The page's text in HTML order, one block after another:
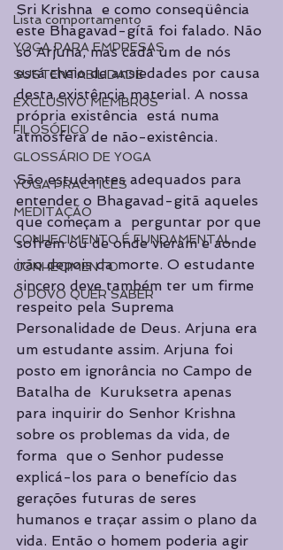
Lista comportamento
YOGA PARA EMPRESAS
SUSTENTABILIDADE
EXCLUSIVO MEMBROS
FILOSÓFICO
GLOSSÁRIO DE YOGA
YOGA PRACTICES
MEDITAÇÃO
CONHECIMENTO É FUNDAMENTAL
CONHECIMENTO
O POVO QUER SABER
Sri Krishna  e como conseqüência
este Bhagavad-gítã foi falado. Não
só Arjuna, mas cada um de nós
está cheio de ansiedades por causa
desta existência material. A nossa
própria existência  está numa
atmosfera de não-existência.
São estudantes adequados para
entender o Bhagavad-gitã aqueles
que começam a  perguntar por que
sofrem ou de onde vieram e aonde
irão depois da morte. O estudante
sincero deve também ter um firme
respeito pela Suprema
Personalidade de Deus. Arjuna era
um estudante assim. Arjuna foi
posto em ignorância no Campo de
Batalha de  Kuruksetra apenas
para inquirir do Senhor Krishna
sobre os problemas da vida, de
forma  que o Senhor pudesse
explicá-los para o benefício das
gerações futuras de seres
humanos e traçar assim o plano da
vida. Então o homem poderia agir